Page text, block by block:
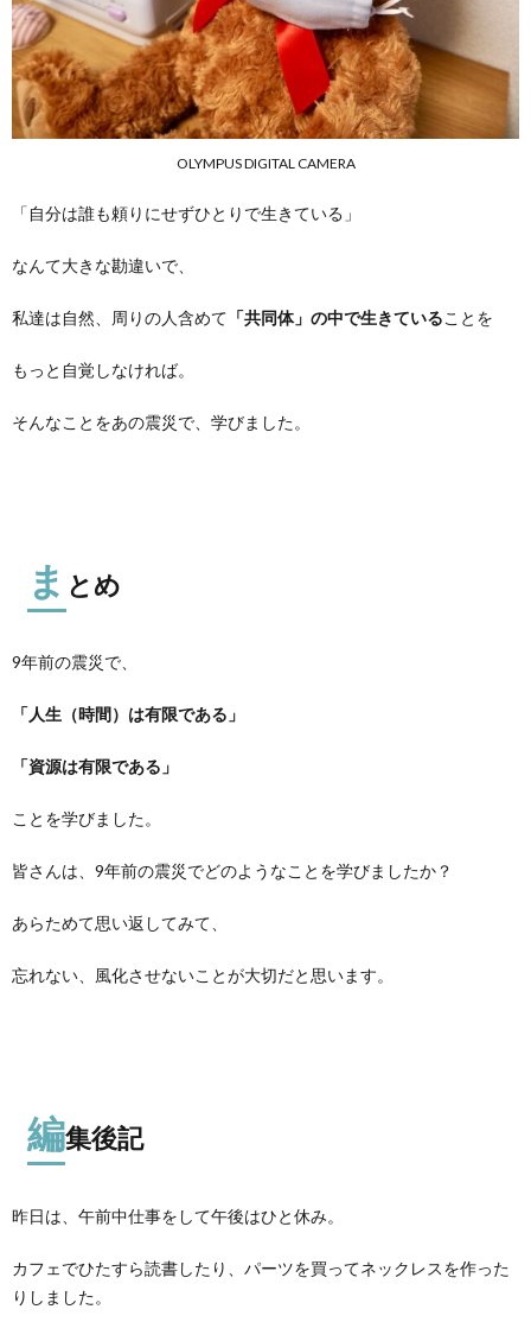
OLYMPUS DIGITAL CAMERA
「自分は誰も頼りにせずひとりで生きている」
なんて大きな勘違いで、
私達は自然、周りの人含めて 「共同体」の中で生きていることを
もっと自覚しなければ。
そんなことをあの震災で、学びました。
ま とめ
9年前の震災で、
「人生（時間）は有限である」
「資源は有限である」
ことを学びました。
皆さんは、9年前の震災でどのようなことを学びましたか？
あらためて思い返してみて、
忘れない、風化させないことが大切だと思います。
編集後記
昨日は、午前中仕事をして午後はひと休み。
カフェでひたすら読書したり、パーツを買ってネックレスを作った
りしました。